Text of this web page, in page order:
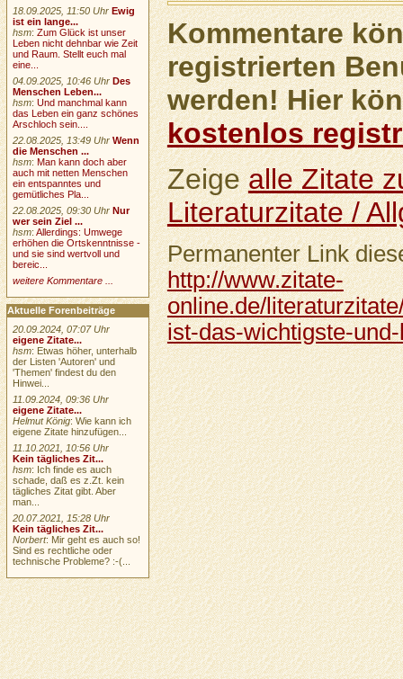
Kommentare
registrierten
werden! Hier
kostenlos
Zeigealle Zitate
Literaturzitate /
Permanenter Link
http://www.zitate-
online.de/
ist-das-wichtigste-
18.09.2025, 11:50 Uhr Ewig
ist ein lange...
hsm:Zum Glück ist unser
Leben nicht dehnbar wie Zeit
und Raum. Stellt euch mal
eine...
04.09.2025, 10:46 Uhr Des
Menschen Leben...
hsm:Und manchmal kann
das Leben ein ganz schönes
Arschloch sein....
22.08.2025, 13:49 Uhr Wenn
die Menschen ...
hsm:Man kann doch aber
auch mit netten Menschen
ein entspanntes und
gemütliches Pla...
22.08.2025, 09:30 Uhr Nur
wer sein Ziel ...
hsm:Allerdings: Umwege
erhöhen die Ortskenntnisse -
und sie sind wertvoll und
bereic...
weitere Kommentare ...
Aktuelle Forenbeiträge
20.09.2024, 07:07 Uhr
eigene Zitate...
hsm: Etwas höher, unterhalb
der Listen 'Autoren' und
'Themen' findest du den
Hinwei...
11.09.2024, 09:36 Uhr
eigene Zitate...
Helmut König: Wie kann ich
eigene Zitate hinzufügen...
11.10.2021, 10:56 Uhr
Kein tägliches Zit...
hsm: Ich finde es auch
schade, daß es z.Zt. kein
tägliches Zitat gibt. Aber
man...
20.07.2021, 15:28 Uhr
Kein tägliches Zit...
Norbert: Mir geht es auch so!
Sind es rechtliche oder
technische Probleme? :-(...